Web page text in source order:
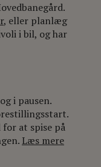
, eller planlæg
i bil, og har
i pausen.
at spise på
Læs mere